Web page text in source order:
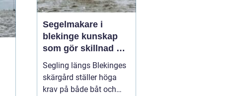
Segelmakare i
blekinge kunskap
som gör skillnad på
vattnet
Segling längs Blekinges
skärgård ställer höga
krav på både båt och